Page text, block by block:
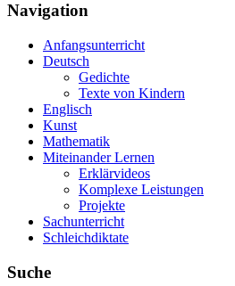
Navigation
Anfangsunterricht
Deutsch
Gedichte
Texte von Kindern
Englisch
Kunst
Mathematik
Miteinander Lernen
Erklärvideos
Komplexe Leistungen
Projekte
Sachunterricht
Schleichdiktate
Suche